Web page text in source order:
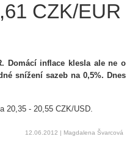
CZK/EUR
Domácí inflace klesla ale ne o
snížení sazeb na 0,5%. Dnes
20,35 - 20,55 CZK/USD.
12.06.2012 | Magdalena Švarcová